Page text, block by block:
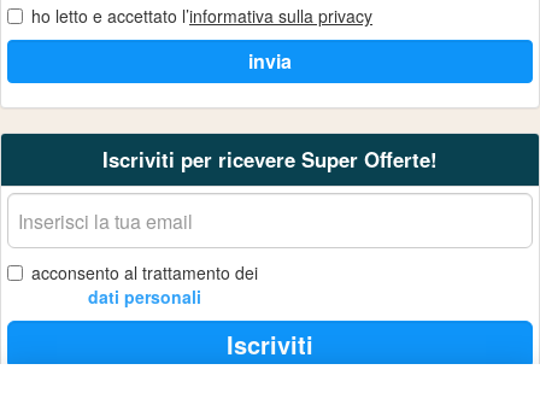
ho letto e accettato l’informativa sulla privacy
Iscriviti per ricevere Super Offerte!
La
tua
email
acconsento al trattamento dei
dati personali
Iscriviti